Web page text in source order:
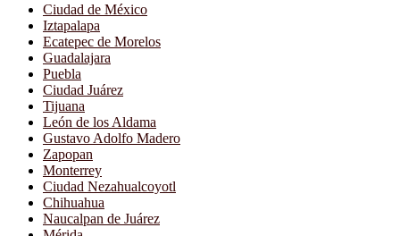
Ciudad de México
Iztapalapa
Ecatepec de Morelos
Guadalajara
Puebla
Ciudad Juárez
Tijuana
León de los Aldama
Gustavo Adolfo Madero
Zapopan
Monterrey
Ciudad Nezahualcoyotl
Chihuahua
Naucalpan de Juárez